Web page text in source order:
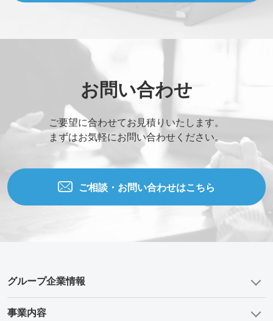
お問い合わせ
ご要望に合わせてお見積りいたします。
まずはお気軽にお問い合わせください。
ご相談・お問い合わせはこちら
グループ企業情報
事業内容